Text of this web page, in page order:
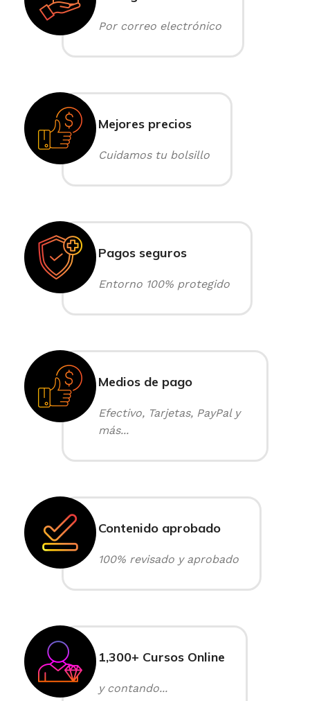
Por correo electrónico
Mejores precios
Cuidamos tu bolsillo
Pagos seguros
Entorno 100% protegido
Medios de pago
Efectivo, Tarjetas, PayPal y
más...
Contenido aprobado
100% revisado y aprobado
1,300+ Cursos Online
y contando...